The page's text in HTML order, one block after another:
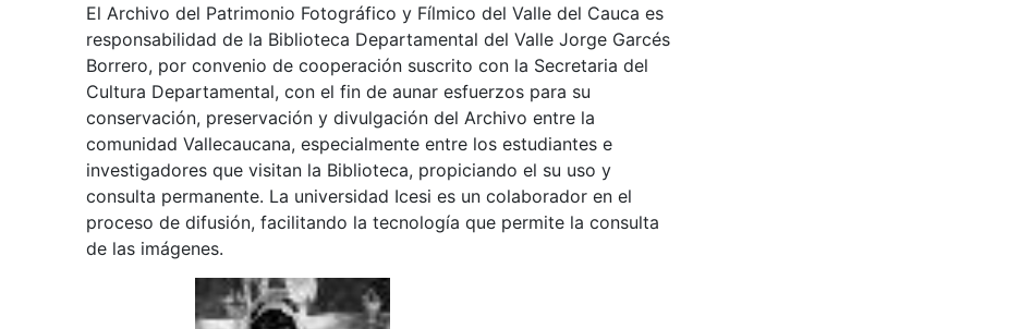
El Archivo del Patrimonio Fotográfico y Fílmico del Valle del Cauca es
responsabilidad de la Biblioteca Departamental del Valle Jorge Garcés
Borrero, por convenio de cooperación suscrito con la Secretaria del
Cultura Departamental, con el fin de aunar esfuerzos para su
conservación, preservación y divulgación del Archivo entre la
comunidad Vallecaucana, especialmente entre los estudiantes e
investigadores que visitan la Biblioteca, propiciando el su uso y
consulta permanente. La universidad Icesi es un colaborador en el
proceso de difusión, facilitando la tecnología que permite la consulta
de las imágenes.